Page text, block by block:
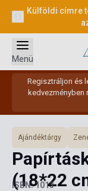
Külföldi címre
Regisztráljon és
kedvezményben
Menü
Ajándéktárgy
(18*22
ISBN: 1013